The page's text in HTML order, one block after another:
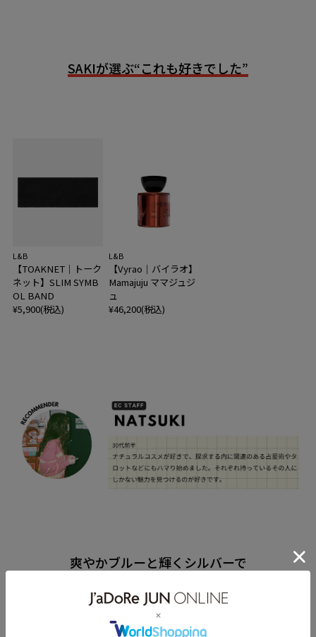
SAKIが選ぶ“これも好きでした”
L&B
【TOAKNET｜トーク
ネット】SLIM SYMB
OL BAND
¥5,900(税込)
L&B
【Vyrao｜バイラオ】
Mamajuju ママジュジ
ュ
¥46,200(税込)
爽やかブルーと輝くシルバーで